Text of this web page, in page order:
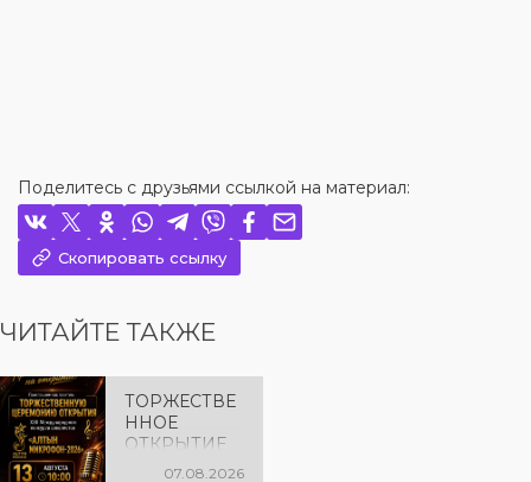
Поделитесь с друзьями ссылкой на материал:
Скопировать ссылку
ЧИТАЙТЕ ТАКЖЕ
ТОРЖЕСТВЕ
ННОЕ
ОТКРЫТИЕ
«АЛТЫН
07.08.2026